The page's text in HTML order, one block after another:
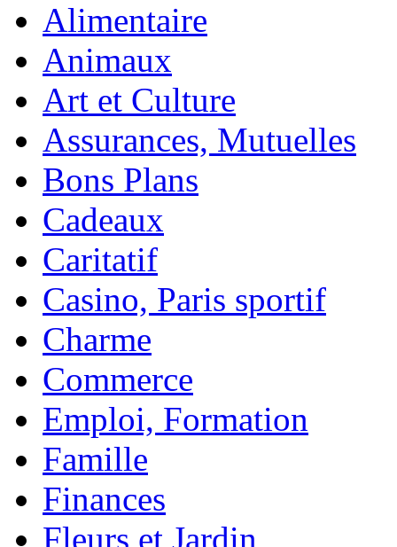
Alimentaire
Animaux
Art et Culture
Assurances, Mutuelles
Bons Plans
Cadeaux
Caritatif
Casino, Paris sportif
Charme
Commerce
Emploi, Formation
Famille
Finances
Fleurs et Jardin